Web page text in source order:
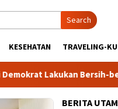
Search
KESEHATAN TRAVELING-
Lakukan Bersih-bersih
BERITA